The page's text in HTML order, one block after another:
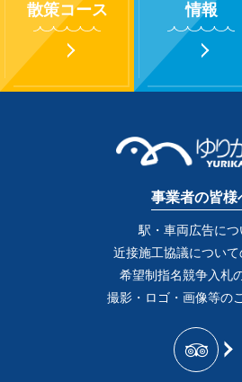
散策コース
情報
事業者の皆様
駅・車両広告につ
近接施工協議につい
希望制指名競争入札
撮影・ロゴ・画像等の